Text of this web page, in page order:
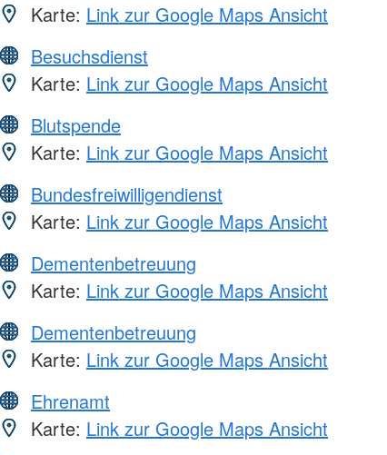
Karte: Link zur Google Maps Ansicht
Besuchsdienst
Karte: Link zur Google Maps Ansicht
Blutspende
Karte: Link zur Google Maps Ansicht
Bundesfreiwilligendienst
Karte: Link zur Google Maps Ansicht
Dementenbetreuung
Karte: Link zur Google Maps Ansicht
Dementenbetreuung
Karte: Link zur Google Maps Ansicht
Ehrenamt
Karte: Link zur Google Maps Ansicht